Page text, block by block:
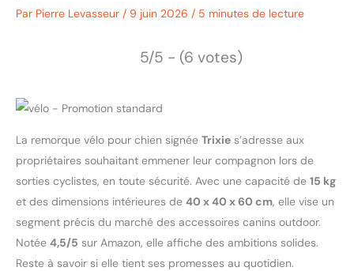
Par Pierre Levasseur / 9 juin 2026 / 5 minutes de lecture
5/5 - (6 votes)
La remorque vélo pour chien signée Trixie s’adresse aux
propriétaires souhaitant emmener leur compagnon lors de
sorties cyclistes, en toute sécurité. Avec une capacité de 15 kg
et des dimensions intérieures de 40 x 40 x 60 cm, elle vise un
segment précis du marché des accessoires canins outdoor.
Notée 4,5/5 sur Amazon, elle affiche des ambitions solides.
Reste à savoir si elle tient ses promesses au quotidien.